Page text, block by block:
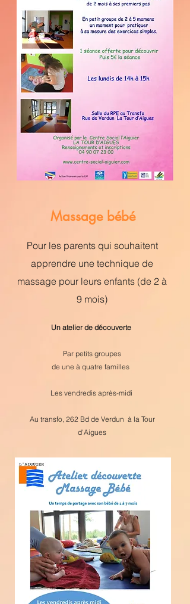
Massage bébé
Pour les parents qui souhaitent
apprendre une technique de
massage pour leurs enfants (de 2 à
9 mois)
Un atelier de découverte
Par petits groupes
de une à quatre familles
Les vendredis après-midi
Au transfo, 262 Bd de Verdun à la Tour
d'Aigues